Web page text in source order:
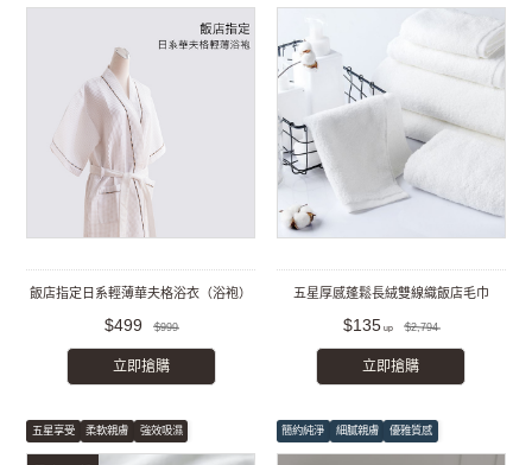
飯店指定日系輕薄華夫格浴衣（浴袍）
$499 $999
立即搶購
五星厚感蓬鬆長絨雙線織飯店毛巾
$135 $2,794
立即搶購
五星享受 柔軟親膚 強效吸濕 簡約純淨 細膩親膚 優雅質感